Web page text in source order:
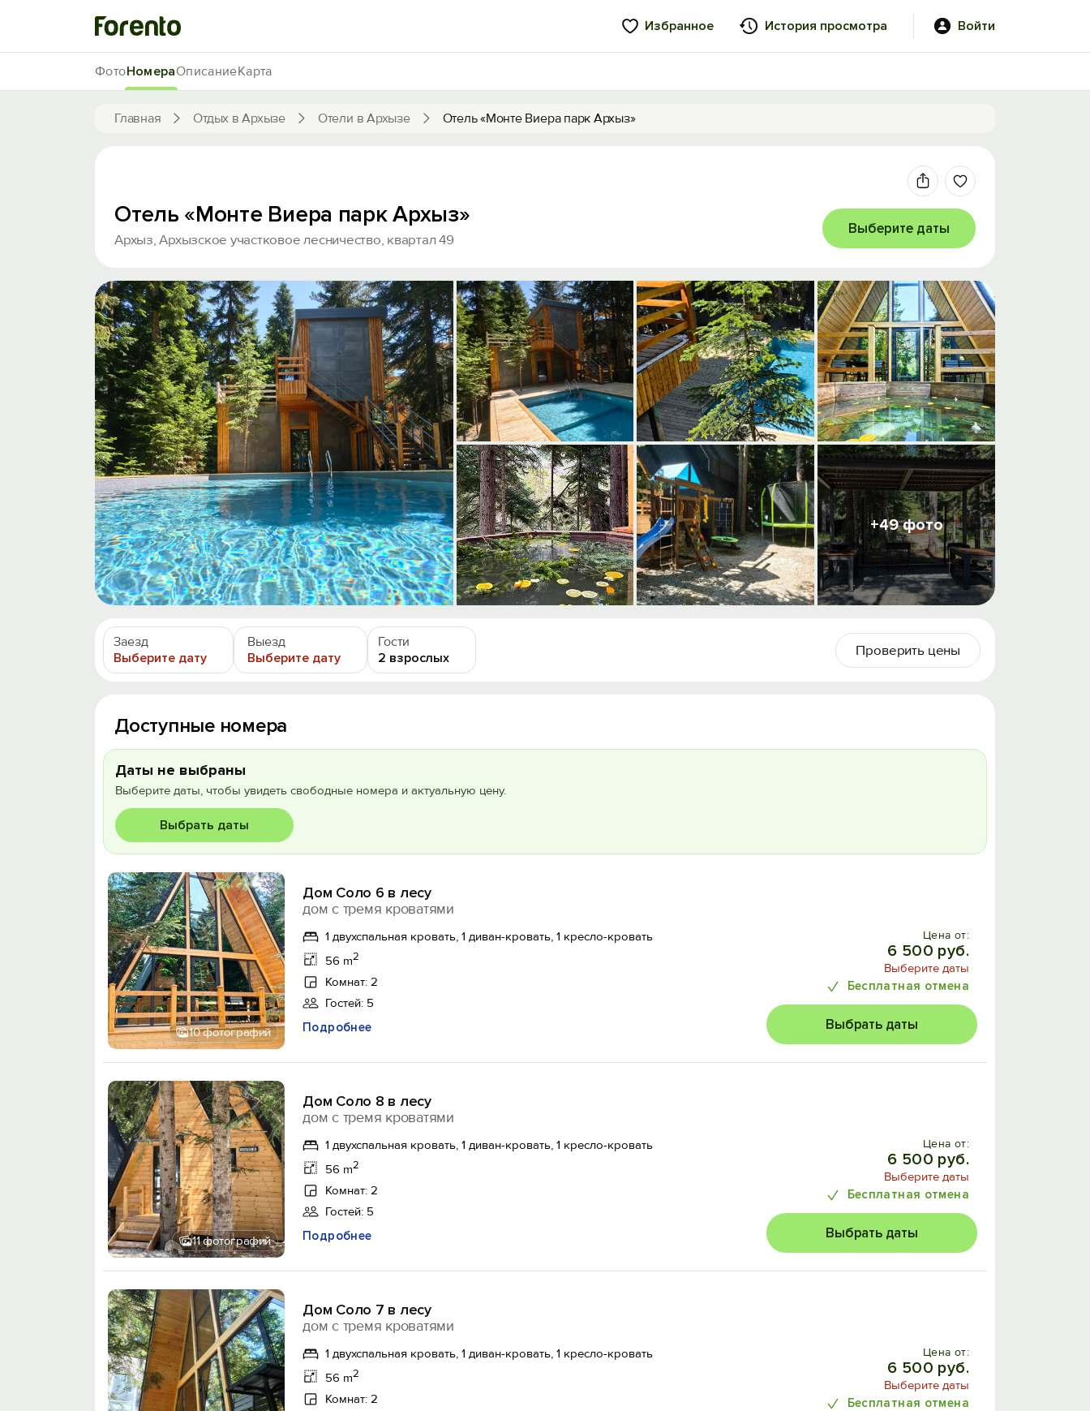
Избранное История просмотра Войти
Главная Отдых в Архызе Отели в Архызе Отель «Монте Виера парк Архыз»
ФотоНомераОписаниеКарта
+49 фото
Отель «Монте Виера парк Архыз»
Архыз, Архызское участковое лесничество, квартал 49
Выберите даты
Заезд
Выберите дату
Выезд
Выберите дату
Гости
2 взрослых
Проверить цены
Доступные номера
Даты не выбраны
Выберите даты, чтобы увидеть свободные номера и актуальную цену.
Выбрать даты
10 фотографий
Дом Соло 6 в лесу
дом с тремя кроватями
1 двухспальная кровать, 1 диван-кровать, 1 кресло-кровать
56 m2
Комнат: 2
Гостей: 5
Подробнее
Цена от:
6 500 руб.
Выберите даты
Бесплатная отмена
Выбрать даты
11 фотографий
Дом Соло 8 в лесу
дом с тремя кроватями
1 двухспальная кровать, 1 диван-кровать, 1 кресло-кровать
56 m2
Комнат: 2
Гостей: 5
Подробнее
Цена от:
6 500 руб.
Выберите даты
Бесплатная отмена
Выбрать даты
Дом Соло 7 в лесу
дом с тремя кроватями
1 двухспальная кровать, 1 диван-кровать, 1 кресло-кровать
56 m2
Комнат: 2
Цена от:
6 500 руб.
Выберите даты
Бесплатная отмена